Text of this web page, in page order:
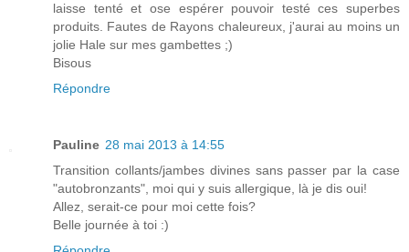
laisse tenté et ose espérer pouvoir testé ces superbes
produits. Fautes de Rayons chaleureux, j'aurai au moins un
jolie Hale sur mes gambettes ;)
Bisous
Répondre
Pauline 28 mai 2013 à 14:55
Transition collants/jambes divines sans passer par la case
"autobronzants", moi qui y suis allergique, là je dis oui!
Allez, serait-ce pour moi cette fois?
Belle journée à toi :)